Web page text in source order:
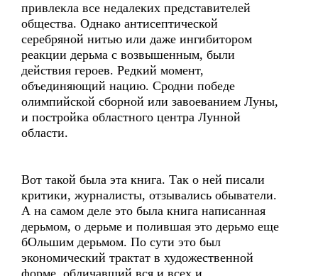
привлекла все недалеких представителей
общества. Однако антисептической
серебряной нитью или даже ингибитором
реакции дерьма с возвышенным, были
действия героев. Редкий момент,
объединяющий нацию. Сродни победе
олимпийской сборной или завоеванием Луны,
и постройка областного центра Лунной
области.
Вот такой была эта книга. Так о ней писали
критики, журналисты, отзывались обыватели.
А на самом деле это была книга написанная
дерьмом, о дерьме и полившая это дерьмо еще
бОльшим дерьмом. По сути это был
экономический трактат в художественной
форме, обличавший вся и всех и